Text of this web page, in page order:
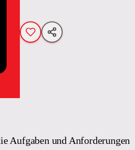
Aufgaben und Anforderungen